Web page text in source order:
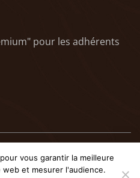
pour les adhérents
réservés - Une créationTony
etWeezy - Agence web à
vous garantir la meilleure
et mesurer l'audience.